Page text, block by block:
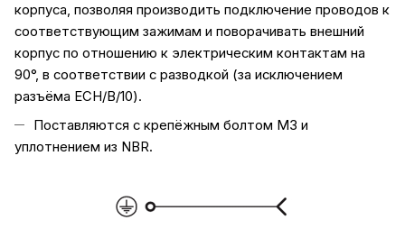
корпуса, позволяя производить подключение проводов к
соответствующим зажимам и поворачивать внешний
корпус по отношению к электрическим контактам на
90°, в соответствии с разводкой (за исключением
разъёма ECH/B/10).
Поставляются с крепёжным болтом M3 и
уплотнением из NBR.